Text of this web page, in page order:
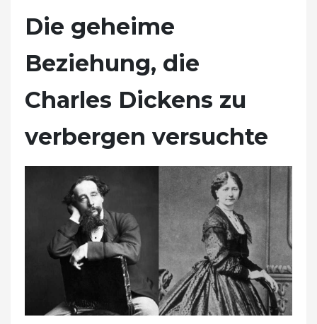
Die geheime
Beziehung, die
Charles Dickens zu
verbergen versuchte